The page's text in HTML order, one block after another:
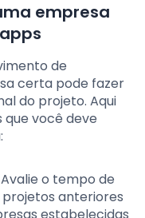
empresa
de
certa pode fazer
do projeto. Aqui
que você deve
o tempo de
anteriores